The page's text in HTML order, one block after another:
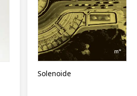
Solenoide